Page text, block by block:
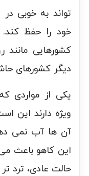
تواند به خوبی
خود را حفظ کند.
کشورهایی مانند
دیگر کشورهای
یکی از مواردی
ویژه دارند این
آن ها آب نمی
این کاهو باعث
حالت عادی،‌ ترد